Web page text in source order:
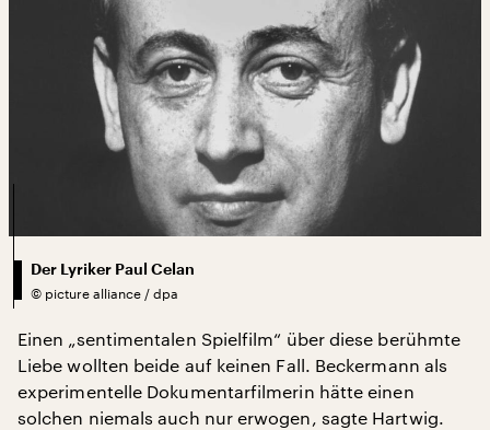
Der Lyriker Paul Celan
© picture alliance / dpa
Einen „sentimentalen Spielfilm“ über diese berühmte
Liebe wollten beide auf keinen Fall. Beckermann als
experimentelle Dokumentarfilmerin hätte einen
solchen niemals auch nur erwogen, sagte Hartwig.